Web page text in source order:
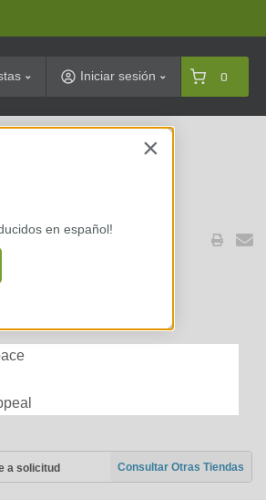
Iniciar sesión 0
a solicitud Consultar Otras Tiendas
×
en español!